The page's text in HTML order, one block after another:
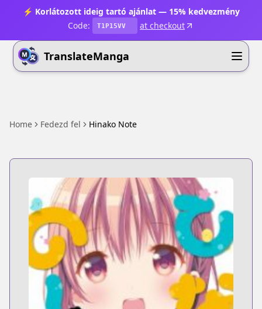
⚡ Korlátozott ideig tartó ajánlat — 15% kedvezmény
Code:
T1P15VV at checkout
TranslateManga
Home Fedezd fel Hinako Note